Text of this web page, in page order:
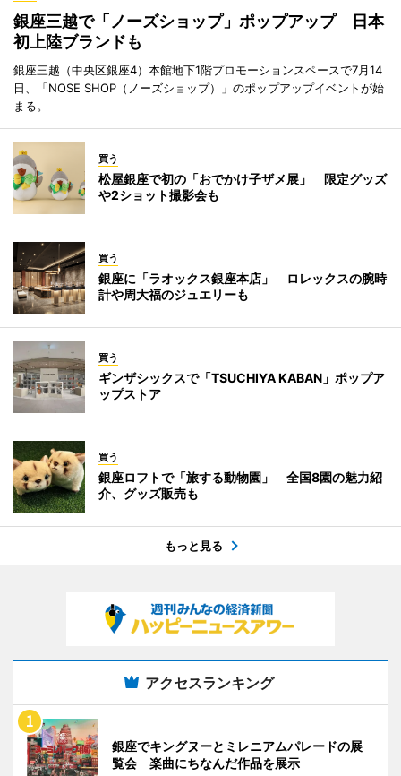
銀座三越で「ノーズショップ」ポップアップ 日本
初上陸ブランドも
銀座三越（中央区銀座4）本館地下1階プロモーションスペースで7月14
日、「NOSE SHOP（ノーズショップ）」のポップアップイベントが始
まる。
買う
松屋銀座で初の「おでかけ子ザメ展」 限定グッズ
や2ショット撮影会も
買う
銀座に「ラオックス銀座本店」 ロレックスの腕時
計や周大福のジュエリーも
買う
ギンザシックスで「TSUCHIYA KABAN」ポップア
ップストア
買う
銀座ロフトで「旅する動物園」 全国8園の魅力紹
介、グッズ販売も
もっと見る
アクセスランキング
銀座でキングヌーとミレニアムパレードの展
覧会 楽曲にちなんだ作品を展示